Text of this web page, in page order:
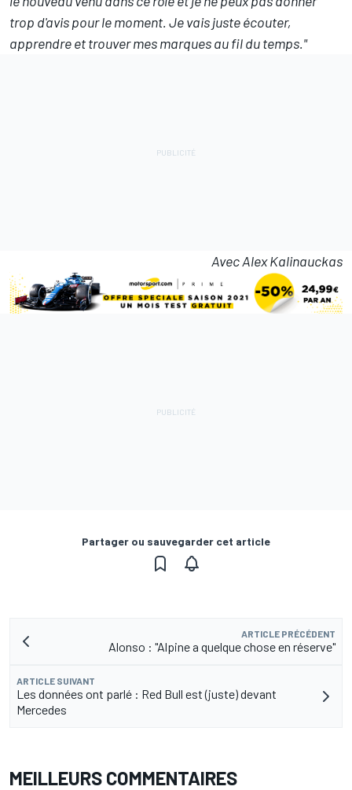
trop d'avis pour le moment. Je vais juste écouter,
apprendre et trouver mes marques au fil du temps."
Avec Alex Kalinauckas
Partager ou sauvegarder cet article
ARTICLE PRÉCÉDENT
Alonso : "Alpine a quelque chose en réserve"
ARTICLE SUIVANT
Les données ont parlé : Red Bull est (juste) devant
Mercedes
MEILLEURS COMMENTAIRES